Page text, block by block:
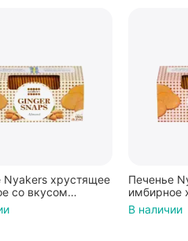
Nyakers хрустящее
со вкусом
150г, 6 штук
Печенье
имбирное
6 штук
В наличии